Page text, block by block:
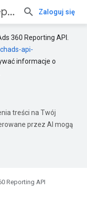
Search Ads 360 Reporting API Zaloguj się
360 Reporting API.
api-
informacje o
treści na Twój
przez AI mogą
Reporting API